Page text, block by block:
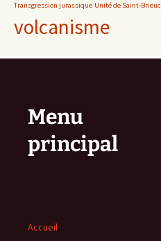
Transgression jurassique Unité de Saint-Brieuc
volcanisme
Menu
principal
Accueil